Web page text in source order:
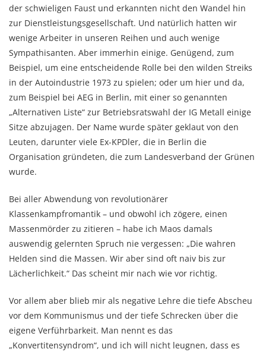
der schwieligen Faust und erkannten nicht den Wandel hin
zur Dienstleistungsgesellschaft. Und natürlich hatten wir
wenige Arbeiter in unseren Reihen und auch wenige
Sympathisanten. Aber immerhin einige. Genügend, zum
Beispiel, um eine entscheidende Rolle bei den wilden Streiks
in der Autoindustrie 1973 zu spielen; oder um hier und da,
zum Beispiel bei AEG in Berlin, mit einer so genannten
„Alternativen Liste“ zur Betriebsratswahl der IG Metall einige
Sitze abzujagen. Der Name wurde später geklaut von den
Leuten, darunter viele Ex-KPDler, die in Berlin die
Organisation gründeten, die zum Landesverband der Grünen
wurde.
Bei aller Abwendung von revolutionärer
Klassenkampfromantik – und obwohl ich zögere, einen
Massenmörder zu zitieren – habe ich Maos damals
auswendig gelernten Spruch nie vergessen: „Die wahren
Helden sind die Massen. Wir aber sind oft naiv bis zur
Lächerlichkeit.“ Das scheint mir nach wie vor richtig.
Vor allem aber blieb mir als negative Lehre die tiefe Abscheu
vor dem Kommunismus und der tiefe Schrecken über die
eigene Verführbarkeit. Man nennt es das
„Konvertitensyndrom“, und ich will nicht leugnen, dass es